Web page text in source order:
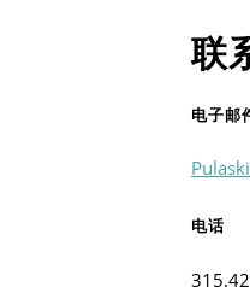
联
电子邮
电话